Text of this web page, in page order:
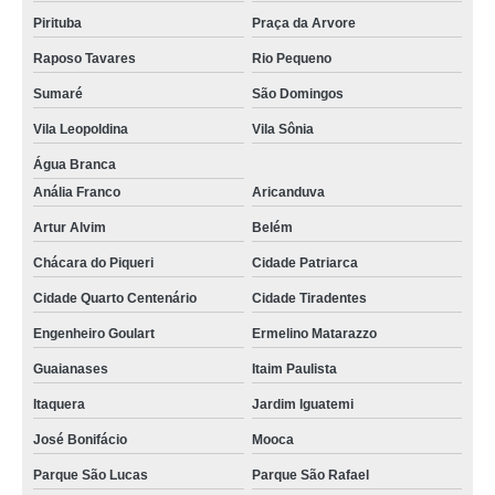
Pirituba Praça da Arvore
Raposo Tavares Rio Pequeno
Sumaré São Domingos
Vila Leopoldina Vila Sônia
Água Branca
Anália Franco
Aricanduva
Artur Alvim Belém
Chácara do Piqueri Cidade Patriarca
Cidade Quarto Centenário Cidade Tiradentes
Engenheiro Goulart Ermelino Matarazzo
Guaianases Itaim Paulista
Itaquera Jardim Iguatemi
José Bonifácio Mooca
Parque São Lucas Parque São Rafael